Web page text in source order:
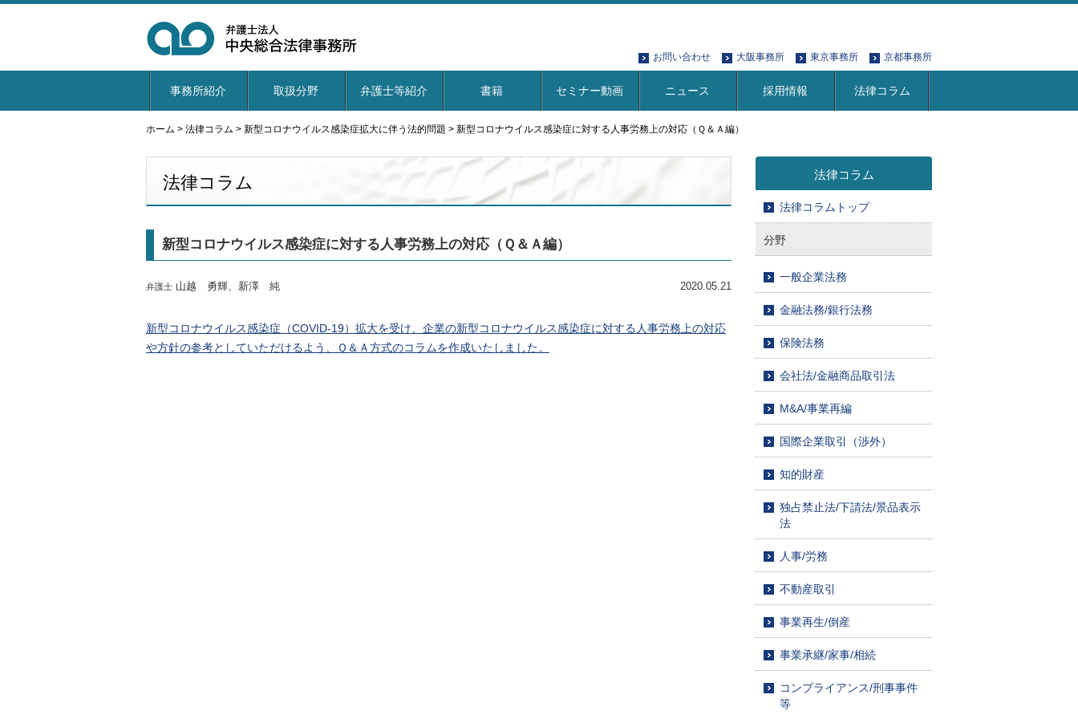
お問い合わせ 大阪事務所 東京事務所 京都事務所
事務所紹介 取扱分野 弁護士等紹介 書籍 セミナー動画 ニュース 採用情報 法律コラム
ホーム > 法律コラム > 新型コロナウイルス感染症拡大に伴う法的問題 > 新型コロナウイルス感染症に対する人事労務上の対応（Ｑ＆Ａ編）
法律コラム
新型コロナウイルス感染症に対する人事労務上の対応（Ｑ＆Ａ編）
弁護士 山越 勇輝、新澤 純 2020.05.21
新型コロナウイルス感染症（COVID-19）拡大を受け、企業の新型コロナウイルス感染症に対する人事労務上の対応
や方針の参考としていただけるよう、Ｑ＆Ａ方式のコラムを作成いたしました。
法律コラム
法律コラムトップ
分野
一般企業法務
金融法務/銀行法務
保険法務
会社法/金融商品取引法
M&A/事業再編
国際企業取引（渉外）
知的財産
独占禁止法/下請法/景品表示
法
人事/労務
不動産取引
事業再生/倒産
事業承継/家事/相続
コンプライアンス/刑事事件
等